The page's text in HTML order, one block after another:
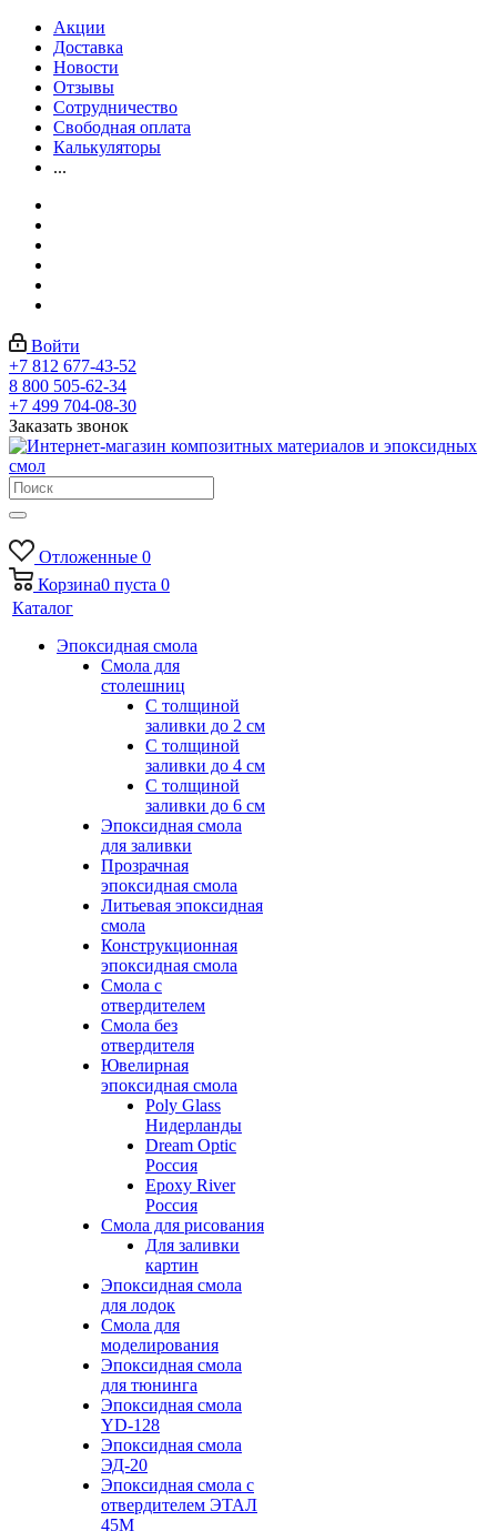
Акции
Доставка
Новости
Отзывы
Сотрудничество
Свободная оплата
Калькуляторы
...
Войти
+7 812 677-43-52
8 800 505-62-34
+7 499 704-08-30
Заказать звонок
Отложенные 0
Корзина0 пуста 0
Каталог
Эпоксидная смола
Смола для
столешниц
С толщиной
заливки до 2 см
С толщиной
заливки до 4 см
С толщиной
заливки до 6 см
Эпоксидная смола
для заливки
Прозрачная
эпоксидная смола
Литьевая эпоксидная
смола
Конструкционная
эпоксидная смола
Смола с
отвердителем
Смола без
отвердителя
Ювелирная
эпоксидная смола
Poly Glass
Нидерланды
Dream Optic
Россия
Epoxy River
Россия
Смола для рисования
Для заливки
картин
Эпоксидная смола
для лодок
Смола для
моделирования
Эпоксидная смола
для тюнинга
Эпоксидная смола
YD-128
Эпоксидная смола
ЭД-20
Эпоксидная смола с
отвердителем ЭТАЛ
45М